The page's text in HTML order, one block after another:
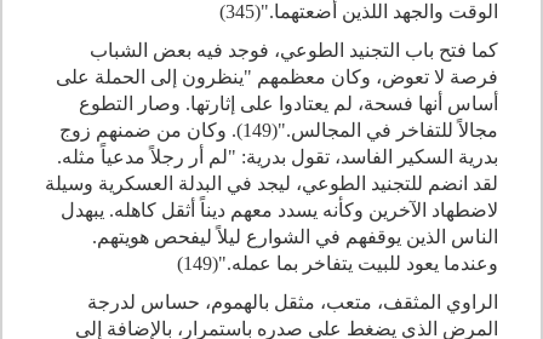
الوقت والجهد اللذين أضعتهما."(345)
كما فتح باب التجنيد الطوعي، فوجد فيه بعض الشباب
فرصة لا تعوض، وكان معظمهم "ينظرون إلى الحملة على
أساس أنها فسحة، لم يعتادوا على إثارتها. وصار التطوع
مجالاً للتفاخر في المجالس."(149). وكان من ضمنهم زوج
بدرية السكير الفاسد، تقول بدرية: "لم أر رجلاً مدعياً مثله.
لقد انضم للتجنيد الطوعي، ليجد في البدلة العسكرية وسيلة
لاضطهاد الآخرين وكأنه يسدد معهم ديناً أثقل كاهله. يبهدل
الناس الذين يوقفهم في الشوارع ليلاً ليفحص هويتهم.
وعندما يعود للبيت يتفاخر بما عمله."(149)
الراوي المثقف، متعب، مثقل بالهموم، حساس لدرجة
المرض الذي يضغط على صدره باستمرار، بالإضافة إلى